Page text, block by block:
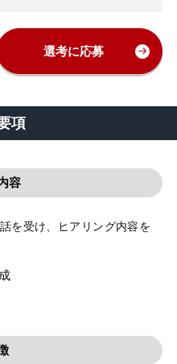
選考に応募
項
容
を受け、ヒアリング内容を